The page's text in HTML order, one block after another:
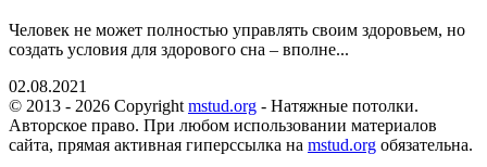
Человек не может полностью управлять своим здоровьем, но
создать условия для здорового сна – вполне...
02.08.2021
© 2013 - 2026 Copyright mstud.org - Натяжные потолки.
Авторское право. При любом использовании материалов
сайта, прямая активная гиперссылка на mstud.org обязательна.